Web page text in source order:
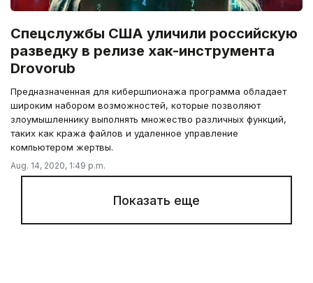
Спецслужбы США уличили российскую
разведку в релизе хак-инструмента
Drovorub
Предназначенная для кибершпионажа программа обладает
широким набором возможностей, которые позволяют
злоумышленнику выполнять множество различных функций,
таких как кража файлов и удаленное управление
компьютером жертвы.
Aug. 14, 2020, 1:49 p.m.
Показать еще